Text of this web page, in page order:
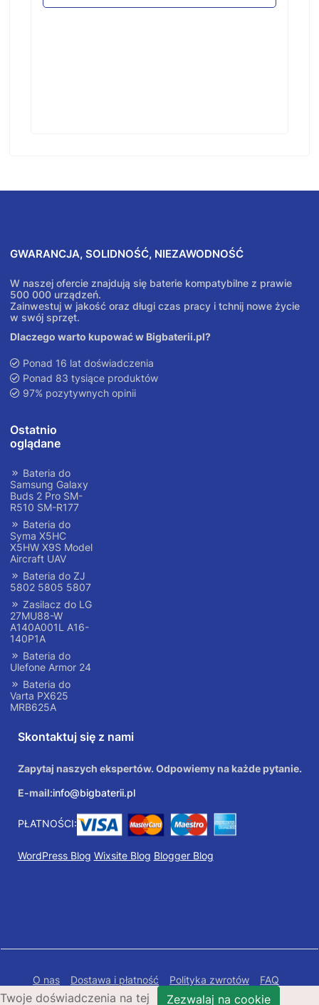
GWARANCJA, SOLIDNOŚĆ, NIEZAWODNOŚĆ
W naszej ofercie znajdują się baterie kompatybilne z prawie
500 000 urządzeń.
Zainwestuj w jakość oraz długi czas pracy i tchnij nowe życie
w swój sprzęt.
Dlaczego warto kupować w Bigbaterii.pl?
Ponad 16 lat doświadczenia
Ponad 83 tysiące produktów
97% pozytywnych opinii
Ostatnio
oglądane
Bateria do
Samsung Galaxy
Buds 2 Pro SM-
R510 SM-R177
Bateria do
Syma X5HC
X5HW X9S Model
Aircraft UAV
Bateria do ZJ
5802 5805 5807
Zasilacz do LG
27MU88-W
A140A001L A16-
140P1A
Bateria do
Ulefone Armor 24
Bateria do
Varta PX625
MRB625A
Skontaktuj się z nami
Zapytaj naszych ekspertów. Odpowiemy na każde pytanie.
E-mail:info@bigbaterii.pl
PŁATNOŚCI:
WordPress Blog Wixsite Blog Blogger Blog
O nas Dostawa i płatność Polityka zwrotów
FAQ
Polityka prywatności
Mapa Strony
Twoje doświadczenia na tej Zezwalaj na cookie